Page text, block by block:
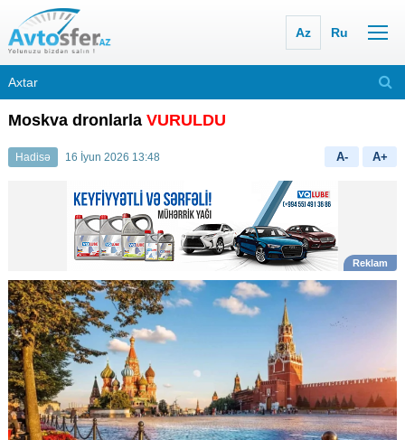
Az Ru
Moskva dronlarla VURULDU
Hadisə 16 İyun 2026 13:48 A- A+